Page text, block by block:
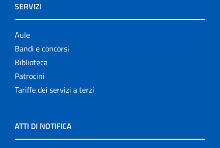
SERVIZI
Aule
Bandi e concorsi
Biblioteca
Patrocini
Tariffe dei servizi a terzi
ATTI DI NOTIFICA